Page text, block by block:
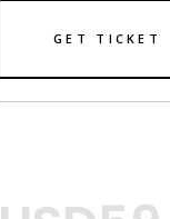
GET TICKET